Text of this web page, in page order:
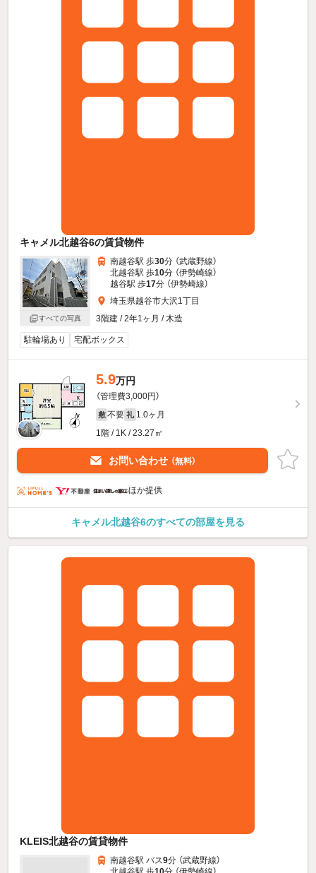
キャメル北越谷6の賃貸物件
すべての写真
南越谷駅 歩30分 （武蔵野線）
北越谷駅 歩10分 （伊勢崎線）
越谷駅 歩17分 （伊勢崎線）
埼玉県越谷市大沢1丁目
3階建 / 2年1ヶ月 / 木造
駐輪場あり 宅配ボックス
5.9万円
（管理費3,000円）
敷 不要 礼 1.0ヶ月
1階 / 1K / 23.27㎡
お問い合わせ （無料）
ほか提供
キャメル北越谷6のすべての部屋を見る
KLEIS北越谷の賃貸物件
南越谷駅 バス9分 （武蔵野線）